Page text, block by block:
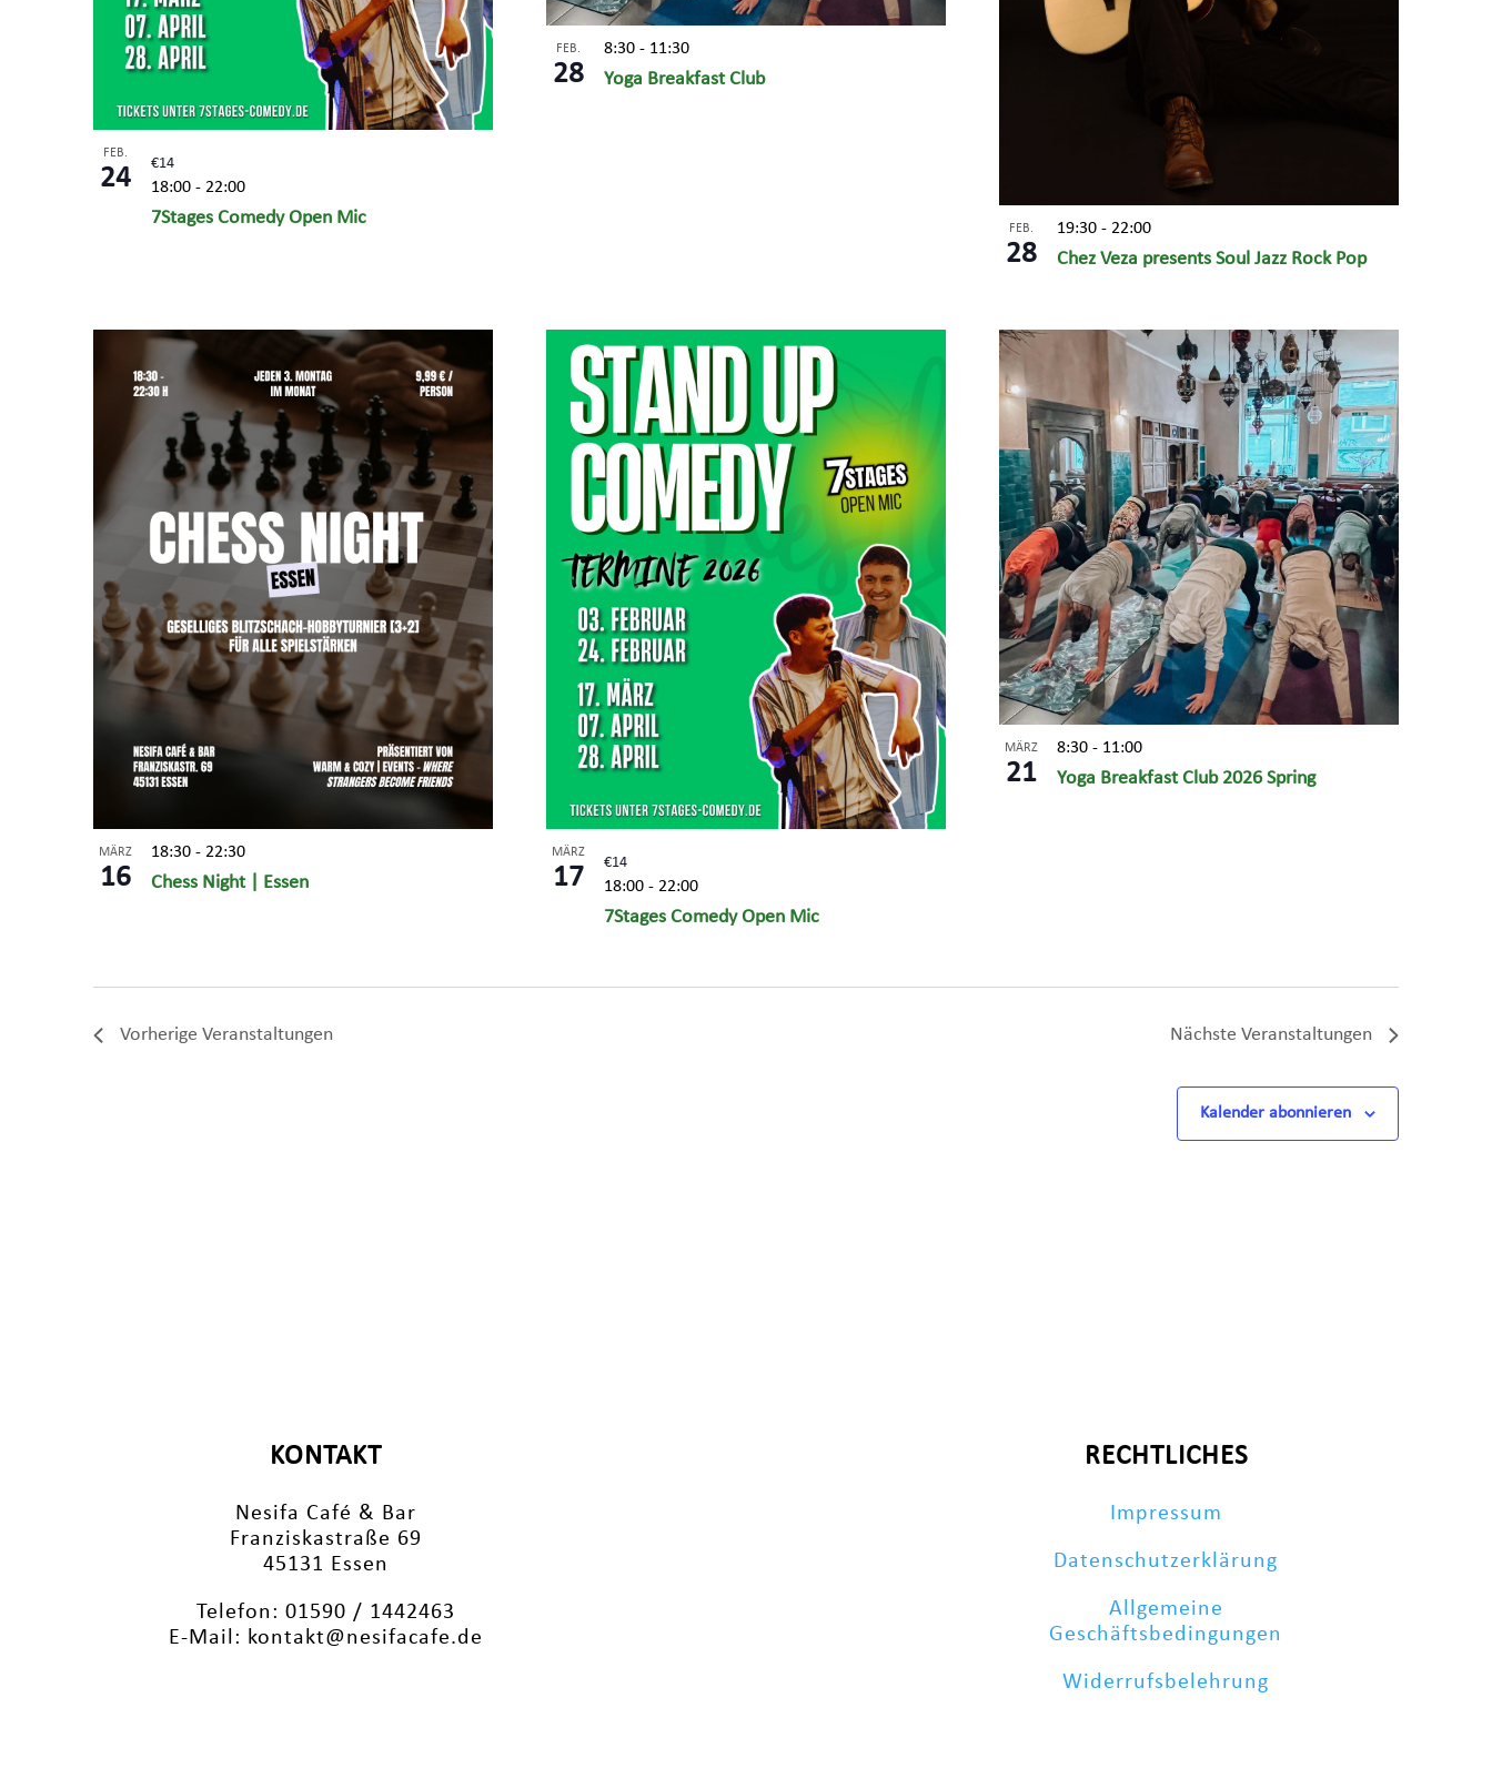
FEB.
24
7Stages Comedy Open Mic
18:00 - 22:00
€14
FEB.
28 Yoga Breakfast Club
8:30 - 11:30
FEB.
28 Chez Veza presents Soul Jazz Rock Pop
19:30 - 22:00
MÄRZ
16 Chess Night | Essen
18:30 - 22:30 MÄRZ
17
7Stages Comedy Open Mic
18:00 - 22:00
€14
MÄRZ
21 Yoga Breakfast Club 2026 Spring
8:30 - 11:00
Vorherige Veranstaltungen Nächste Veranstaltungen
Kalender abonnieren
KONTAKT
Nesifa Café & Bar
Franziskastraße 69
45131 Essen
Telefon: 01590 / 1442463
E-Mail: kontakt@nesifacafe.de
RECHTLICHES
Impressum
Datenschutzerklärung
Allgemeine
Geschäftsbedingungen
Widerrufsbelehrung